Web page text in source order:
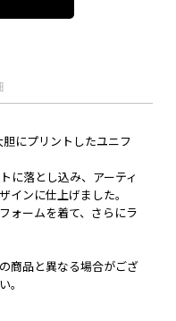
にプリントしたユニフ
に落とし込み、アーティ
インに仕上げました。
ォームを着て、さらにラ
商品と異なる場合がござ
。